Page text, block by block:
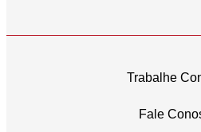
Trabalhe
Fale